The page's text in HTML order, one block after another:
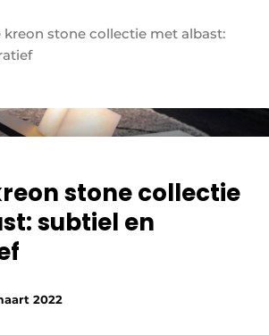
kreon stone collectie met albast:
stone collectie
subtiel en
2022